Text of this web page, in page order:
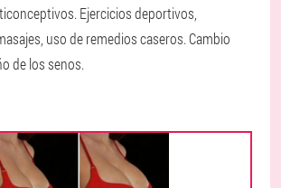
Ejercicios deportivos,
uso de remedios caseros. Cambio
de los senos.